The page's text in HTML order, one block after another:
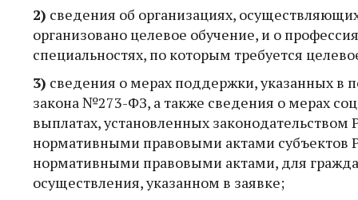
2) сведения об организациях,
организовано целевое обучение, и о
специальностях, по которым требуется
3) сведения о мерах поддержки, указанных в
закона №273-ФЗ, а также сведения о мерах
выплатах, установленных
нормативными правовыми актами
нормативными правовыми актами, для
осуществления, указанном в заявке;